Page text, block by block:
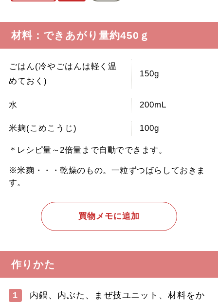
材料：できあがり量約450ｇ
ごはん(冷やごはんは軽く温
めておく)
150g
水 200mL
米麹(こめこうじ) 100g
＊レシピ量～2倍量まで自動でできます。
※米麹・・・乾燥のもの。一粒ずつばらしておきま
す。
買物メモに追加
作りかた
1
内鍋、内ぶた、まぜ技ユニット、材料をか